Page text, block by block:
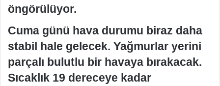
öngörülüyor.
Cuma günü hava durumu biraz daha
stabil hale gelecek. Yağmurlar yerini
parçalı bulutlu bir havaya bırakacak.
Sıcaklık 19 dereceye kadar